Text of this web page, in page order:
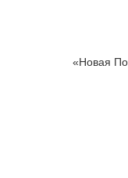
«Новая